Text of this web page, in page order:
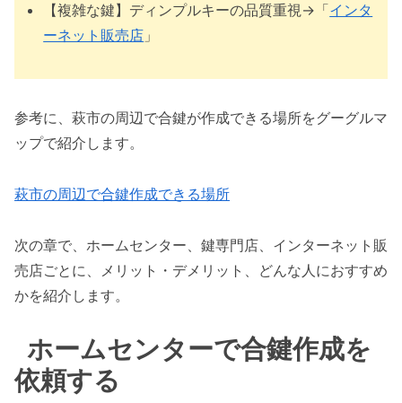
【複雑な鍵】ディンプルキーの品質重視→「インタ
ーネット販売店 」
参考に、萩市の周辺で合鍵が作成できる場所をグーグルマ
ップで紹介します。
萩市の周辺で合鍵作成できる場所
次の章で、ホームセンター、鍵専門店、インターネット販
売店ごとに、メリット・デメリット、どんな人におすすめ
かを紹介します。
ホームセンターで合鍵作成を
依頼する